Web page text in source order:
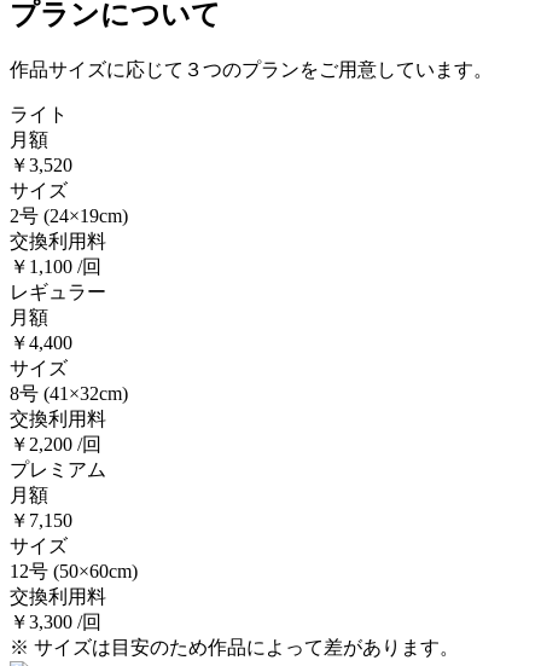
プランについて
作品サイズに応じて３つのプランをご用意しています。
ライト
月額
￥3,520
サイズ
2号 (24×19cm)
交換利用料
￥1,100 /回
レギュラー
月額
￥4,400
サイズ
8号 (41×32cm)
交換利用料
￥2,200 /回
プレミアム
月額
￥7,150
サイズ
12号 (50×60cm)
交換利用料
￥3,300 /回
※ サイズは目安のため作品によって差があります。